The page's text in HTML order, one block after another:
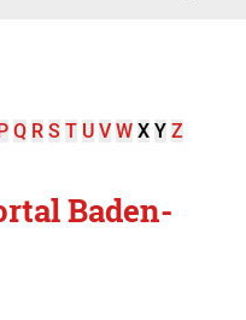
Q R S T U V W X Y Z
Baden-